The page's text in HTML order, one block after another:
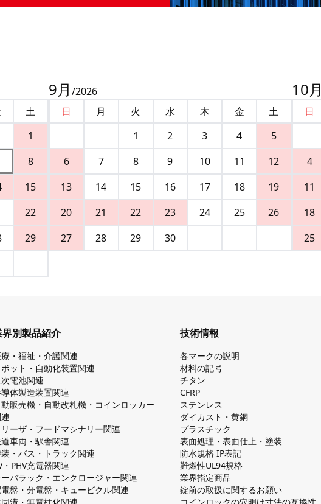
土
1
8
15
22
29
9月 /2026
日
月 火 水 木 金
土
1
2 3 4
5
6
7 8 9 10 11
12
13
14 15 16 17 18
19
20
21 22 23 24 25
26
27
28 29 30
10月
日
4
11
18
25
界別製品紹介
・福祉・介護関連
ボット・自動化装置関連
次電池関連
体製造装置関連
動販売機・自動改札機・コインロッカー
ーザ・フードマシナリー関連
車両・駅舎関連
・バス・トラック関連
・PHV充電器関連
バラック・エンクロージャー関連
盤・分電盤・キュービクル関連
技術情報
各マークの説明
材料の記号
チタン
CFRP
ステンレス
ダイカスト・⻩銅
プラスチック
表面処理・表面仕上・塗装
防⽔規格 IP表記
難燃性UL94規格
業界指定商品
錠前の取扱に関するお願い